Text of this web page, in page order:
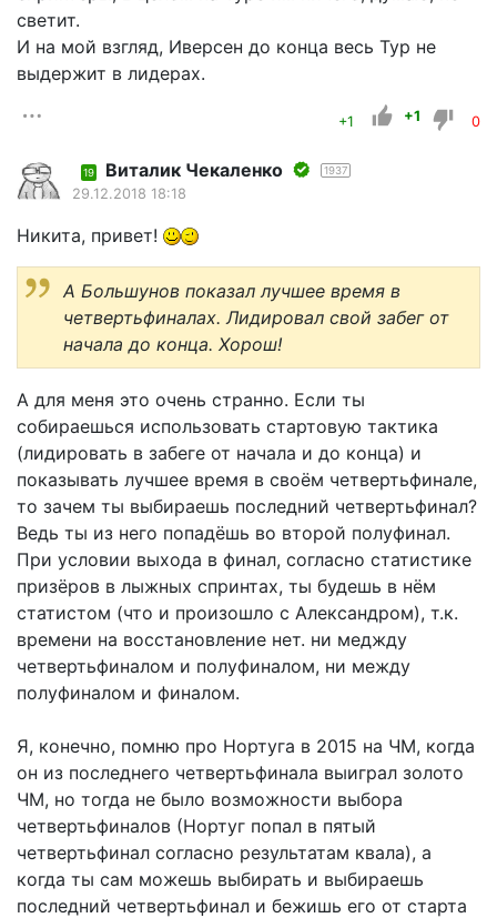
светит.
И на мой взгляд, Иверсен до конца весь Тур не
выдержит в лидерах.
+1 +1 0
19 Виталик Чекаленко 1937
29.12.2018 18:18
Никита, привет!
А Большунов показал лучшее время в
четвертьфиналах. Лидировал свой забег от
начала до конца. Хорош!
А для меня это очень странно. Если ты
собираешься использовать стартовую тактика
(лидировать в забеге от начала и до конца) и
показывать лучшее время в своём четвертьфинале,
то зачем ты выбираешь последний четвертьфинал?
Ведь ты из него попадёшь во второй полуфинал.
При условии выхода в финал, согласно статистике
призёров в лыжных спринтах, ты будешь в нём
статистом (что и произошло с Александром), т.к.
времени на восстановление нет. ни меджду
четвертьфиналом и полуфиналом, ни между
полуфиналом и финалом.
Я, конечно, помню про Нортуга в 2015 на ЧМ, когда
он из последнего четвертьфинала выиграл золото
ЧМ, но тогда не было возможности выбора
четвертьфиналов (Нортуг попал в пятый
четвертьфинал согласно результатам квала), а
когда ты сам можешь выбирать и выбираешь
последний четвертьфинал и бежишь его от старта